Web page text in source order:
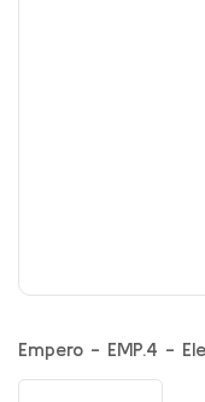
Empero - EMP.4 -